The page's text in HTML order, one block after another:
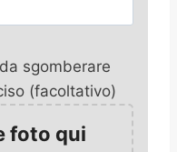
sgomberare
(facoltativo)
foto qui